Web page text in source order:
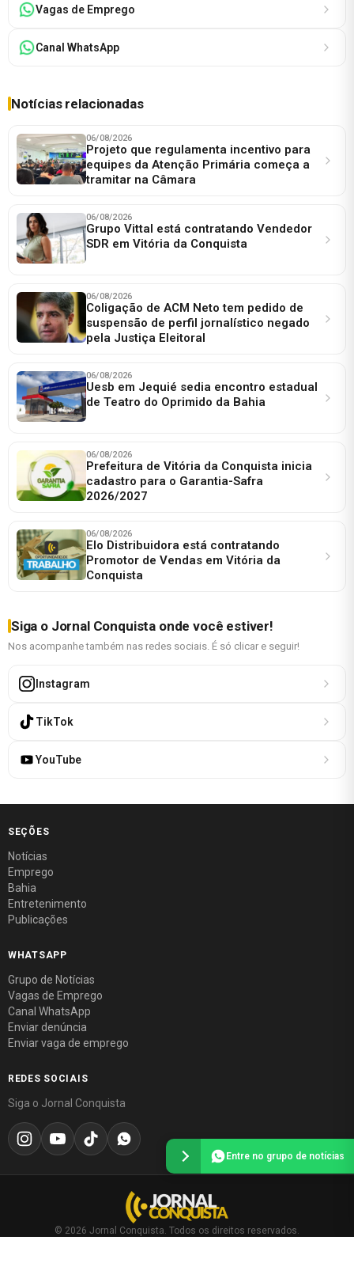
Vagas de Emprego
Canal WhatsApp
Notícias relacionadas
06/08/2026
Projeto que regulamenta incentivo para
equipes da Atenção Primária começa a
tramitar na Câmara
06/08/2026
Grupo Vittal está contratando Vendedor
SDR em Vitória da Conquista
06/08/2026
Coligação de ACM Neto tem pedido de
suspensão de perfil jornalístico negado
pela Justiça Eleitoral
06/08/2026
Uesb em Jequié sedia encontro estadual
de Teatro do Oprimido da Bahia
06/08/2026
Prefeitura de Vitória da Conquista inicia
cadastro para o Garantia-Safra
2026/2027
06/08/2026
Elo Distribuidora está contratando
Promotor de Vendas em Vitória da
Conquista
Siga o Jornal Conquista onde você estiver!
Nos acompanhe também nas redes sociais. É só clicar e seguir!
Instagram
TikTok
YouTube
SEÇÕES
Notícias
Emprego
Bahia
Entretenimento
Publicações
WHATSAPP
Grupo de Notícias
Vagas de Emprego
Canal WhatsApp
Enviar denúncia
Enviar vaga de emprego
REDES SOCIAIS
Siga o Jornal Conquista
© 2026 Jornal Conquista. Todos os direitos reservados.
Entre no grupo de notícias